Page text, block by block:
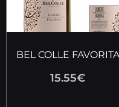
BEL COLLE FAVORITA
15.55€